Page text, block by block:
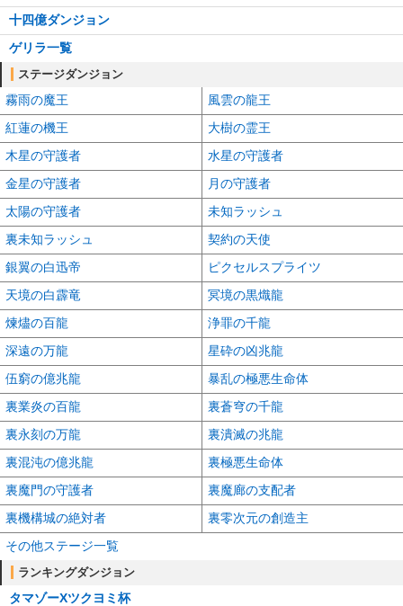
十四億ダンジョン
ゲリラ一覧
ステージダンジョン
霧雨の魔王
風雲の龍王
紅蓮の機王
大樹の霊王
木星の守護者
水星の守護者
金星の守護者
月の守護者
太陽の守護者
未知ラッシュ
裏未知ラッシュ
契約の天使
銀翼の白迅帝
ピクセルスプライツ
天境の白霹竜
冥境の黒熾龍
煉燼の百龍
浄罪の千龍
深遠の万龍
星砕の凶兆龍
伍窮の億兆龍
暴乱の極悪生命体
裏業炎の百龍
裏蒼穹の千龍
裏永刻の万龍
裏潰滅の兆龍
裏混沌の億兆龍
裏極悪生命体
裏魔門の守護者
裏魔廊の支配者
裏機構城の絶対者
裏零次元の創造主
その他ステージ一覧
ランキングダンジョン
タマゾーXツクヨミ杯